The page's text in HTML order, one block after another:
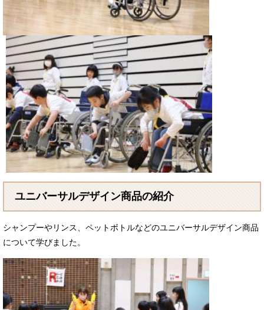
ユニバーサルデザイン商品の紹介
シャンプーやリンス、ペットボトルなどのユニバーサルデザイン商品
について学びました。